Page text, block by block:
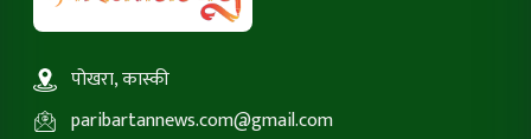
पोखरा, कास्की
paribartannews.com@gmail.com